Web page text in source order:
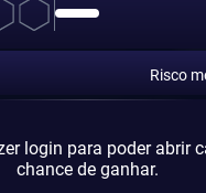
Risco
login para poder abrir
chance de ganhar.